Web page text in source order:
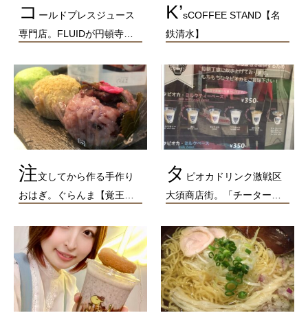
コ ールドプレスジュース
専門店。FLUIDが円頓寺…
K’sCOFFEE STAND【名
鉄清水】
注文してから作る手作り
おはぎ。ぐらんま【覚王…
タ ピオカドリンク激戦区
大須商店街。「チーター…